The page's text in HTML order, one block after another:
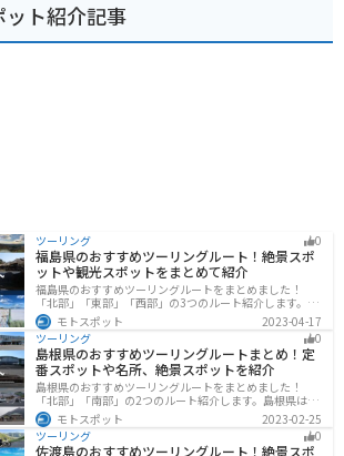
駐車場にバイク専用の駐車スペースがあります。 木場潟
公園は一周約4kmの周遊道路があり、景色を楽しみなが
らのんびり走ることができます。 道の駅 こまつ木場潟
ト紹介記事
ツーリング 0
福島県のおすすめツーリングルート！絶景スポ
ットや観光スポットをまとめて紹介
福島県のおすすめツーリングルートをまとめました！
「北部」「東部」「西部」の3つのルート紹介します。内
陸部には山々が連なり、海岸線は太平洋に面してるので
観光スポットが多数あります。バイクで福島県にツーリ
ングに行く際は参考にしてください。
モトスポット
2023-04-17
ツーリング
0
島根県のおすすめツーリングルートまとめ！定
番スポットや名所、絶景スポットを紹介
島根県のおすすめツーリングルートをまとめました！
「北部」「南部」の2つのルート紹介します。島根県は、
海と山が近く、1日で全然違う景色を堪能することができ
ます。バイクで島根県にツーリングに行く際は参考にし
てください。
モトスポット
2023-02-25
ツーリング
0
佐渡島のおすすめツーリングルート！絶景スポ